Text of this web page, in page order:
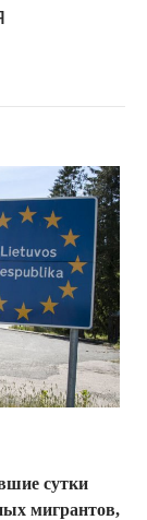
сутки
мигрантов,